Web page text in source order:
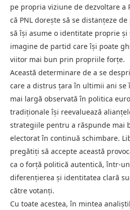
pe propria viziune de dezvoltare a
că PNL dorește să se distanțeze
să își asume o identitate proprie și
imagine de partid care își poate
viitor mai bun prin propriile forțe.
Această determinare de a se
care a distrus țara în ultimii ani
mai largă observată în politica
tradiționale își reevaluează
strategiile pentru a răspunde mai
electorat în continuă schimbare.
pregătiți să accepte această
ca o forță politică autentică, într-
diferențierea și identitatea clară
către votanți.
Cu toate acestea, în mintea